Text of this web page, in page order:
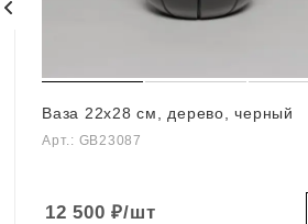
Ваза 22х28 см, дерево, черный
Арт.: GB23087
12 500 ₽/шт